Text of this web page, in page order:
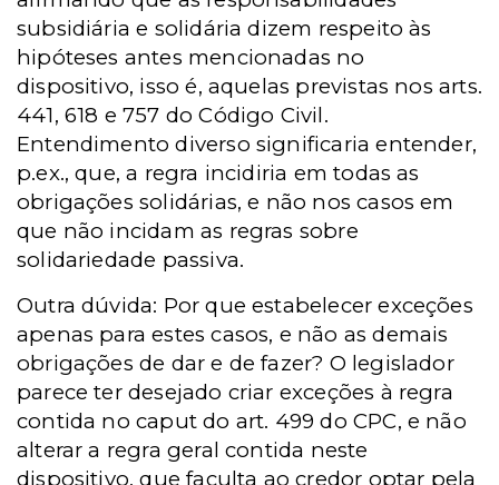
subsidiária e solidária dizem respeito às
hipóteses antes mencionadas no
dispositivo, isso é, aquelas previstas nos arts.
441, 618 e 757 do Código Civil.
Entendimento diverso significaria entender,
p.ex., que, a regra incidiria em todas as
obrigações solidárias, e não nos casos em
que não incidam as regras sobre
solidariedade passiva.
Outra dúvida: Por que estabelecer exceções
apenas para estes casos, e não as demais
obrigações de dar e de fazer? O legislador
parece ter desejado criar exceções à regra
contida no caput do art. 499 do CPC, e não
alterar a regra geral contida neste
dispositivo, que faculta ao credor optar pela